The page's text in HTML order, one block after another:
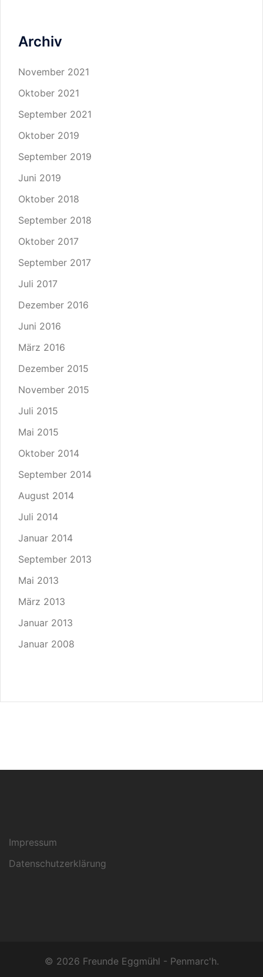
Archiv
November 2021
Oktober 2021
September 2021
Oktober 2019
September 2019
Juni 2019
Oktober 2018
September 2018
Oktober 2017
September 2017
Juli 2017
Dezember 2016
Juni 2016
März 2016
Dezember 2015
November 2015
Juli 2015
Mai 2015
Oktober 2014
September 2014
August 2014
Juli 2014
Januar 2014
September 2013
Mai 2013
März 2013
Januar 2013
Januar 2008
Impressum
Datenschutzerklärung
© 2026 Freunde Eggmühl - Penmarc'h.